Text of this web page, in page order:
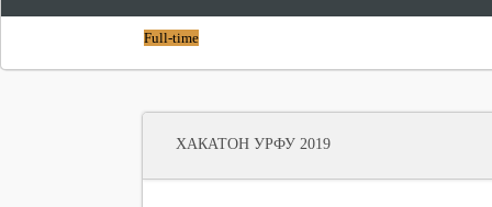
Full-time
ХАКАТОН УРФУ 2019